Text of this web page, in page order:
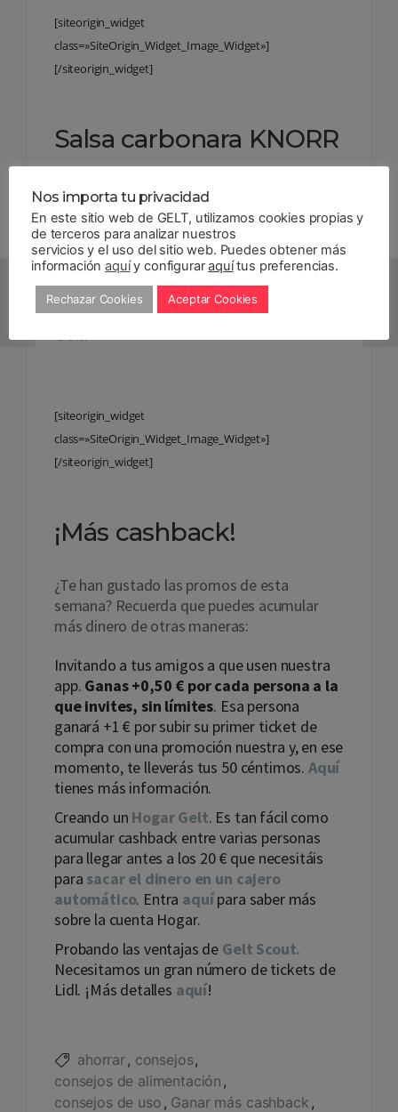
[siteorigin_widget
class=»SiteOrigin_Widget_Image_Widget»]
[/siteorigin_widget]
Salsa carbonara KNORR
¡Otro producto nuevo en nuestra
exquisita receta no tiene conservantes ni
colorantes artificiales. Sólo tendrás que
calentarla para acompañar pasta, arroz o
carne.Pruébala en formato de 300 g
(brik) o 400 g (tarro de cristal) y llévate
+0,45 €,que irán directos a tu Monedero
Gelt.
[siteorigin_widget
class=»SiteOrigin_Widget_Image_Widget»]
[/siteorigin_widget]
¡Más cashback!
¿Te han gustado las promos de esta
semana? Recuerda que puedes acumular
más dinero de otras maneras:
Invitando a tus amigos a que usen nuestra
app. Ganas +0,50 € por cada persona a la
que invites, sin límites. Esa persona
ganará +1 € por subir su primer ticket de
compra con una promoción nuestra y, en ese
momento, te lleverás tus 50 céntimos. Aquí
tienes más información.
Creando un Hogar Gelt. Es tan fácil como
acumular cashback entre varias personas
para llegar antes a los 20 € que necesitáis
para sacar el dinero en un cajero
automático. Entra aquípara saber más
sobre la cuenta Hogar.
Probando las ventajas de Gelt Scout.
Necesitamos un gran número de tickets de
Lidl. ¡Más detalles aquí!
ahorrar
consejos
consejos de alimentación
consejos de uso Ganar más cashback
Nos importa tu privacidad
En este sitio web de GELT, utilizamos cookies propias y
de terceros para analizar nuestros
servicios y el uso del sitio web. Puedes obtener más
informaciónaquíy configuraraquítus preferencias.
Rechazar Cookies Aceptar Cookies